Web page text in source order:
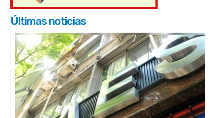
Últimas noticias